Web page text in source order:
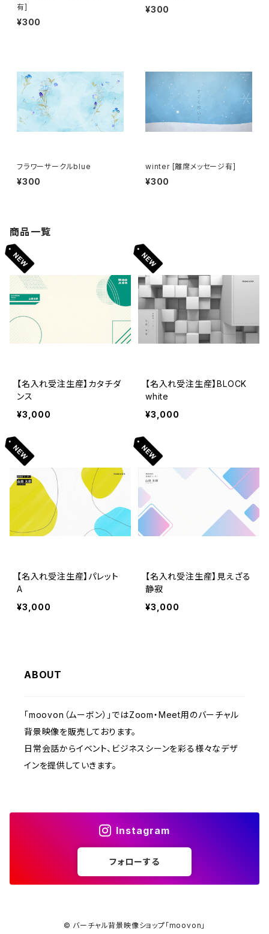
有]
¥300
¥300
フラワーサークルblue
¥300
winter [離席メッセージ有]
¥300
商品一覧
【名入れ受注生産】カタチダ
ンス
¥3,000
【名入れ受注生産】BLOCK
white
¥3,000
【名入れ受注生産】パレット
A
¥3,000
【名入れ受注生産】見えざる
静寂
¥3,000
ABOUT
「moovon（ムーボン）」ではZoom・Meet用のバーチャル
背景映像を販売しております。
日常会話からイベント、ビジネスシーンを彩る様々なデザ
インを提供していきます。
Instagram
フォローする
© バーチャル背景映像ショップ「moovon」